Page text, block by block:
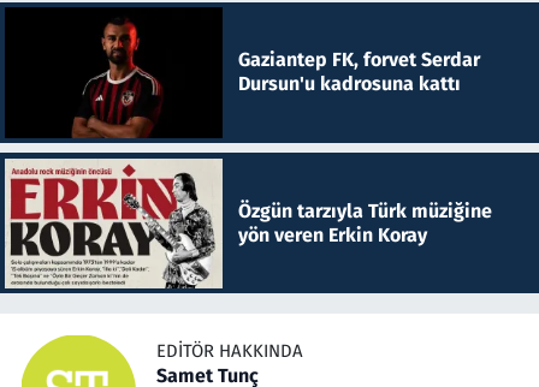
Gaziantep FK, forvet Serdar
Dursun'u kadrosuna kattı
Özgün tarzıyla Türk müziğine
yön veren Erkin Koray
EDITÖR HAKKINDA
Samet Tunç